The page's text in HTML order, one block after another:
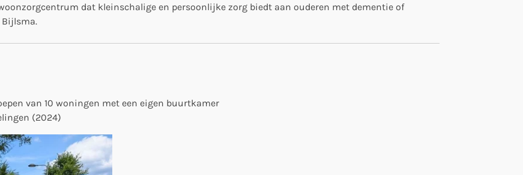
dat kleinschalige en persoonlijke zorg biedt aan ouderen met dementie of
Bijlsma.
van 10 woningen met een eigen buurtkamer
(2024)